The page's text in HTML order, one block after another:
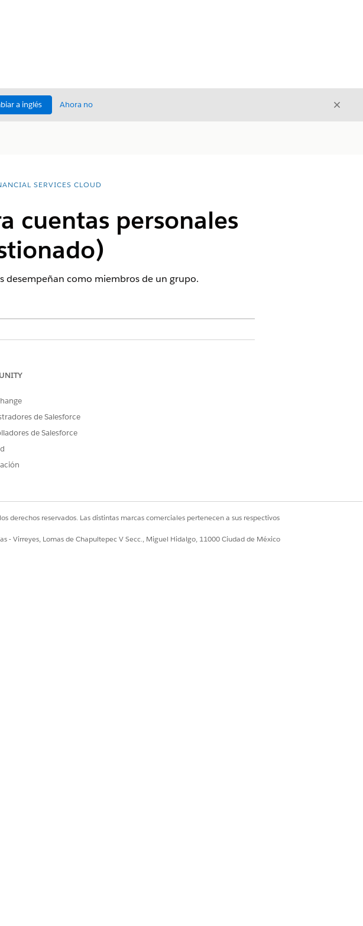
a inglés Ahora no Cerrar
SERVICES CLOUD
cuentas personales
desempeñan como miembros de un grupo.
Cloud.
de cuenta y luego
de Salesforce
de Salesforce
derechos reservados. Las distintas marcas comerciales pertenecen a sus respectivos
- Virreyes, Lomas de Chapultepec V Secc., Miguel Hidalgo, 11000 Ciudad de México